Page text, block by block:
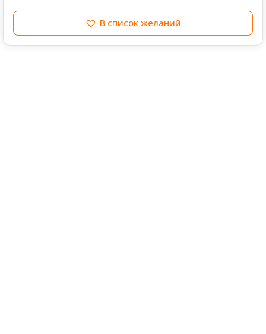
В список желаний